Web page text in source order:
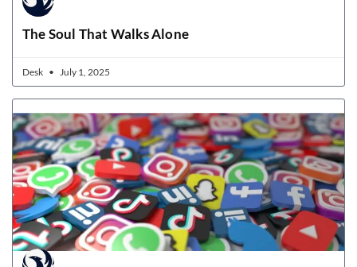
The Soul That Walks Alone
Desk July 1, 2025